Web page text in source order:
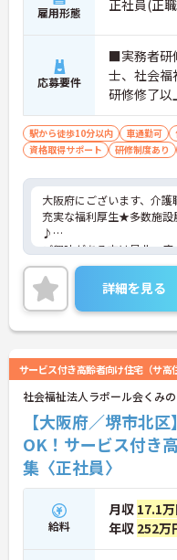
雇用形態 正社員(正
応募要件
■実務者研
士、社会福
研修修了以
駅から徒歩10分以内 車通勤可
資格取得サポート
研修制度あり
大阪府にございます、介護
充実な福利厚生★多数施設
♪
ご興味がある方は是非一
せください。さらに詳細
詳細を見る
サービス付き高齢者向け住宅（サ高
社会福祉法人ラポール会くみ
【大阪府／堺市北
OK！サービス付き
集〈正社員〉
給料
月収 17.1
年収 252万